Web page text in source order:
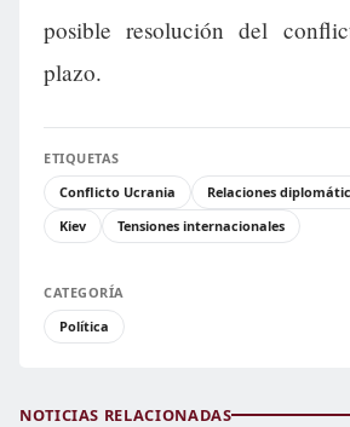
posible resolución del
plazo.
ETIQUETAS
Conflicto Ucrania
Relaciones
Kiev
Tensiones internacionales
CATEGORÍA
Política
NOTICIAS RELACIONADAS